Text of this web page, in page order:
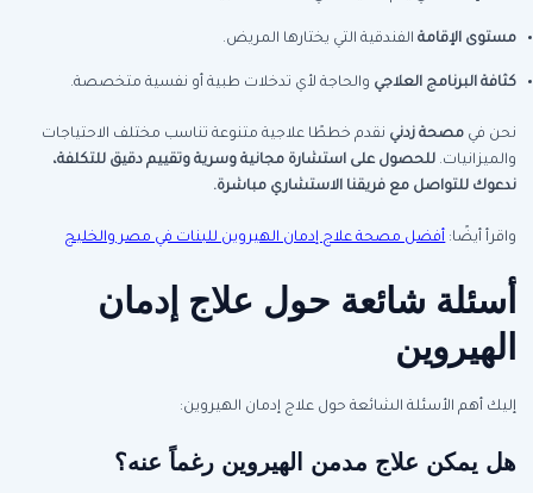
مستوى الإقامةالفندقية التي يختارها المريض.
كثافة البرنامج العلاجي والحاجة لأي تدخلات طبية أو نفسية متخصصة.
نحن في مصحة زدني نقدم خططًا علاجية متنوعة تناسب مختلف الاحتياجات
والميزانيات. للحصول على استشارة مجانية وسرية وتقييم دقيق للتكلفة،
ندعوك للتواصل مع فريقنا الاستشاري مباشرة.
واقرأ أيضًا:أفضل مصحة علاج إدمان الهيروين للبنات في مصر والخليج
أسئلة شائعة حول علاج إدمان
الهيروين
إليك أهم الأسئلة الشائعة حول علاج إدمان الهيروين:
هل يمكن علاج مدمن الهيروين رغماً عنه؟